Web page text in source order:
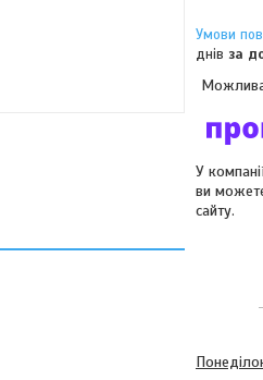
днів за
У
ви
сайту.